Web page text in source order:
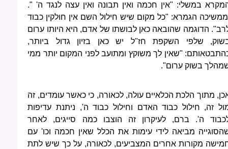
במשלי: "אין חכמה ואין תבונה ואין עצה לנגד ה' ".
הגמרא: "כל מקום שיש חילול השם אין חולקין כבוד
הדוגמה שהובאה כאן לבושתו של אדם, היא היותו ערום
שלפי השקפת חז"ל יש כאן בזיון גדול ביותר,
"שאין לך משוקץ ומתועב לפני המקום יותר ממי
בשוק ערום".
מתוך הלכת הכלאיים עולה, לכאורה, כי כאשר עומדים, זה
זה, חילול כבוד האדם וחילול כבוד ה', ניתנת עדיפות
ה'. ברם, לעיקרון זה הוצבו כמה סייגים, לאחר
מביאה לידי עימות את הכלל שאין חכמה וכו' עם
מקורות אחרים המצביעים, לכאורה, על כך שיש לתת